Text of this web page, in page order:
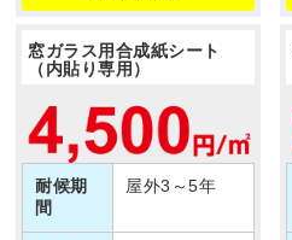
窓ガラス用合成紙シート
（内貼り専用）
耐候期
間
屋外3～5年